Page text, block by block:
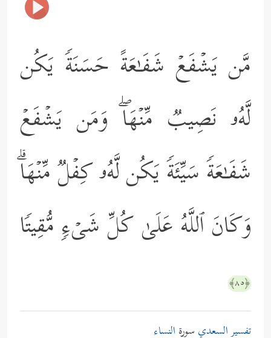
مَّن یَشۡفَعۡ شَفَـٰعَةً حَسَنَةࣰ یَكُن
لَّهُۥ نَصِیبࣱ مِّنۡهَاۖ وَمَن یَشۡفَعۡ
شَفَـٰعَةࣰ سَیِّئَةࣰ یَكُن لَّهُۥ كِفۡلࣱ مِّنۡهَاۗ
وَكَانَ ٱللَّهُ عَلَىٰ كُلِّ شَیۡءࣲ مُّقِیتࣰا
﴿٨٥﴾
تفسير السعدي سورة النساء